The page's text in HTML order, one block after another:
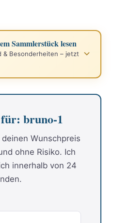
Sammlerstück lesen
& Besonderheiten – jetzt
bruno-1
Wunschpreis
ohne Risiko. Ich
innerhalb von 24